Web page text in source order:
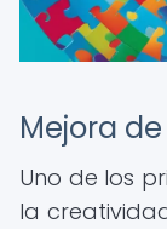
Mejora
Uno de los
la